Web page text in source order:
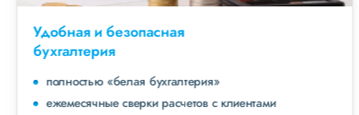
Удобная и безопасная
бухгалтерия
полностью «белая бухгалтерия»
ежемесячные сверки расчетов с клиентами